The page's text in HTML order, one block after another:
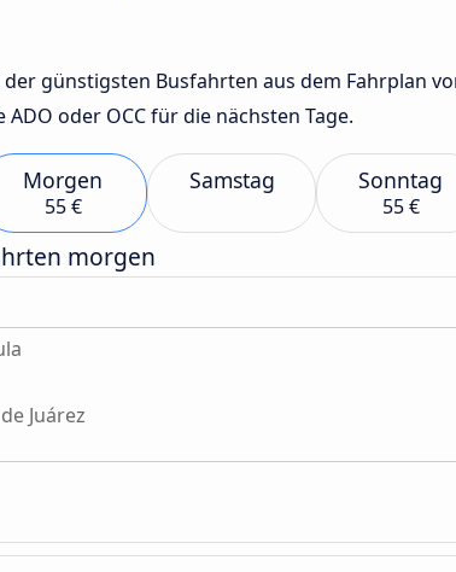
günstigsten Busfahrten aus dem Fahrplan
oder OCC für die nächsten Tage.
Morgen
55 €
Samstag Sonntag
55 €
morgen
Juárez